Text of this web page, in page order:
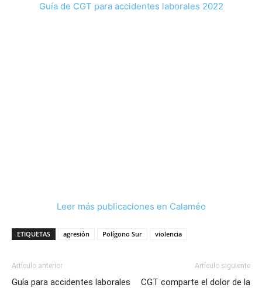
Guía de CGT para accidentes laborales 2022
Leer más publicaciones en Calaméo
ETIQUETAS agresión Polígono Sur violencia
Artículo anterior
Guía para accidentes laborales
Artículo siguiente
CGT comparte el dolor de la